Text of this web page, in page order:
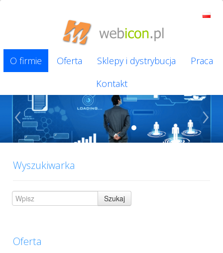
O firmie Oferta Sklepy i dystrybucja
Praca
Kontakt
‹ ›
Wyszukiwarka
Oferta